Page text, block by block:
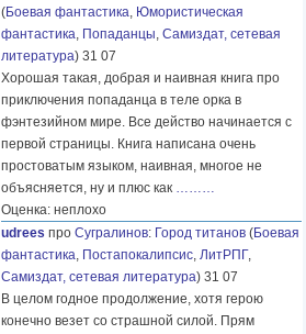
(Боевая фантастика, Юмористическая
фантастика, Попаданцы, Самиздат, сетевая
литература) 31 07
Хорошая такая, добрая и наивная книга про
приключения попаданца в теле орка в
фэнтезийном мире. Все действо начинается с
первой страницы. Книга написана очень
простоватым языком, наивная, многое не
объясняется, ну и плюс как ………
Оценка: неплохо
udrees про Сугралинов: Город титанов (Боевая
фантастика, Постапокалипсис, ЛитРПГ,
Самиздат, сетевая литература) 31 07
В целом годное продолжение, хотя герою
конечно везет со страшной силой. Прям